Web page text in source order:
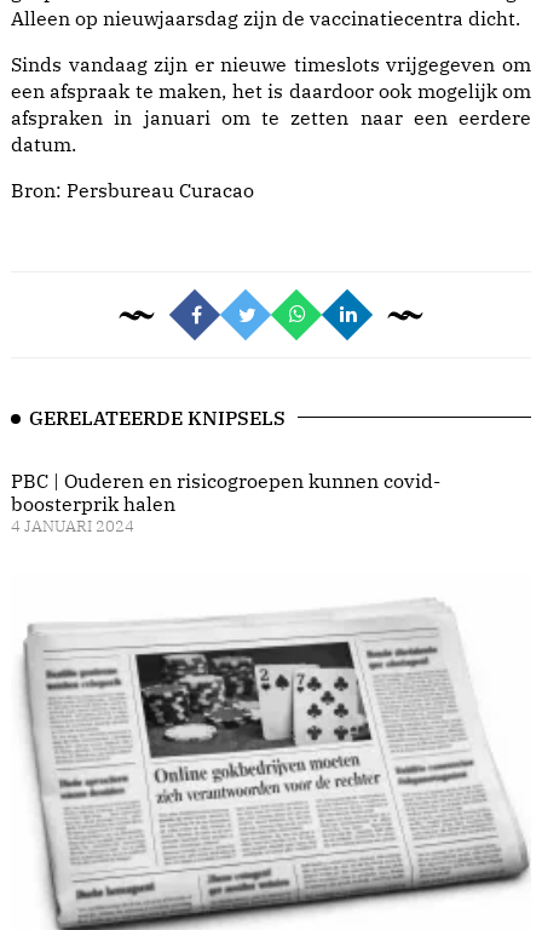
Alleen op nieuwjaarsdag zijn de vaccinatiecentra dicht.
Sinds vandaag zijn er nieuwe timeslots vrijgegeven om
een afspraak te maken, het is daardoor ook mogelijk om
afspraken in januari om te zetten naar een eerdere
datum.
Bron: Persbureau Curacao
GERELATEERDE KNIPSELS
PBC | Ouderen en risicogroepen kunnen covid-
boosterprik halen
4 JANUARI 2024